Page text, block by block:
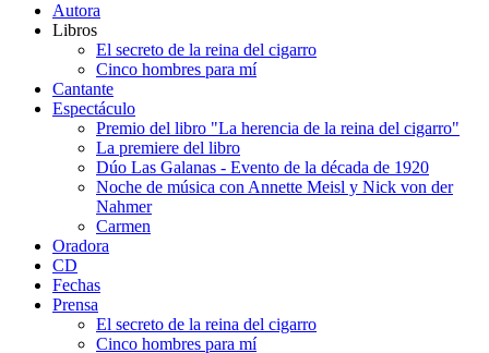
Autora
Libros
El secreto de la reina del cigarro
Cinco hombres para mí
Cantante
Espectáculo
Premio del libro "La herencia de la reina del cigarro"
La premiere del libro
Dúo Las Galanas - Evento de la década de 1920
Noche de música con Annette Meisl y Nick von der
Nahmer
Carmen
Oradora
CD
Fechas
Prensa
El secreto de la reina del cigarro
Cinco hombres para mí